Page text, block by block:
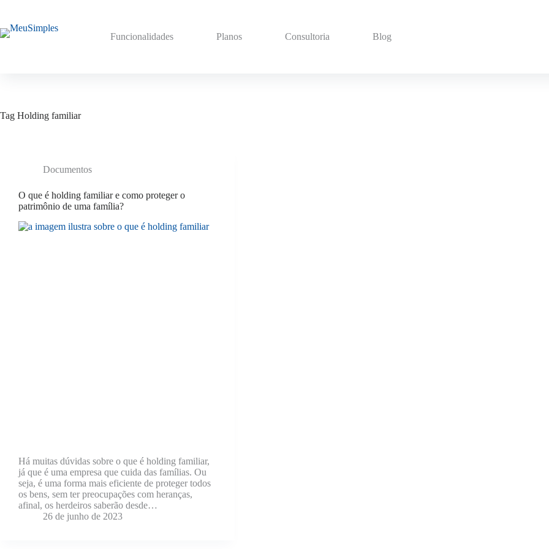
o
conteúdo
Funcionalidades Planos Consultoria Blog
Tag Holding familiar
Documentos
O que é holding familiar e como proteger o
patrimônio de uma família?
Há muitas dúvidas sobre o que é holding familiar,
já que é uma empresa que cuida das famílias. Ou
seja, é uma forma mais eficiente de proteger todos
os bens, sem ter preocupações com heranças,
afinal, os herdeiros saberão desde…
26 de junho de 2023